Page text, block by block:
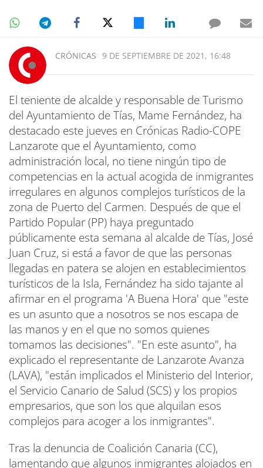
CRÓNICAS 9 DE SEPTIEMBRE DE 2021, 16:48
El teniente de alcalde y responsable de Turismo
del Ayuntamiento de Tías, Mame Fernández, ha
destacado este jueves en Crónicas Radio-COPE
Lanzarote que el Ayuntamiento, como
administración local, no tiene ningún tipo de
competencias en la actual acogida de inmigrantes
irregulares en algunos complejos turísticos de la
zona de Puerto del Carmen. Después de que el
Partido Popular (PP) haya preguntado
públicamente esta semana al alcalde de Tías, José
Juan Cruz, si está a favor de que las personas
llegadas en patera se alojen en establecimientos
turísticos de la Isla, Fernández ha sido tajante al
afirmar en el programa 'A Buena Hora' que "este
es un asunto que a nosotros se nos escapa de
las manos y en el que no somos quienes
tomamos las decisiones". "En este asunto", ha
explicado el representante de Lanzarote Avanza
(LAVA), "están implicados el Ministerio del Interior,
el Servicio Canario de Salud (SCS) y los propios
empresarios, que son los que alquilan esos
complejos para acoger a los inmigrantes".
Tras la denuncia de Coalición Canaria (CC),
lamentando que algunos inmigrantes alojados en